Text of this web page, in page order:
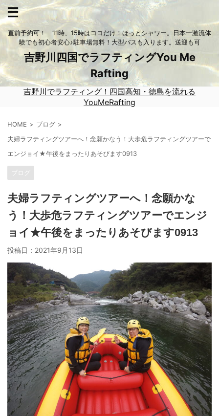
直前予約可！ 11時、15時はココだけ！ほっとシャワー。日本一激流体
験でも初心者安心♪駐車場無料！大型バスも入ります。送迎も可
吉野川四国でラフティングYou Me
Rafting
吉野川でラフティング！四国高知・徳島を流れる
YouMeRafting
HOME
ブログ
夫婦ラフティングツアーへ！念願かなう！大歩危ラフティングツアーで
エンジョイ★午後をまったりあそびます0913
ブログ
夫婦ラフティングツアーへ！念願かな
う！大歩危ラフティングツアーでエンジ
ョイ★午後をまったりあそびます0913
投稿日： 2021年9月13日